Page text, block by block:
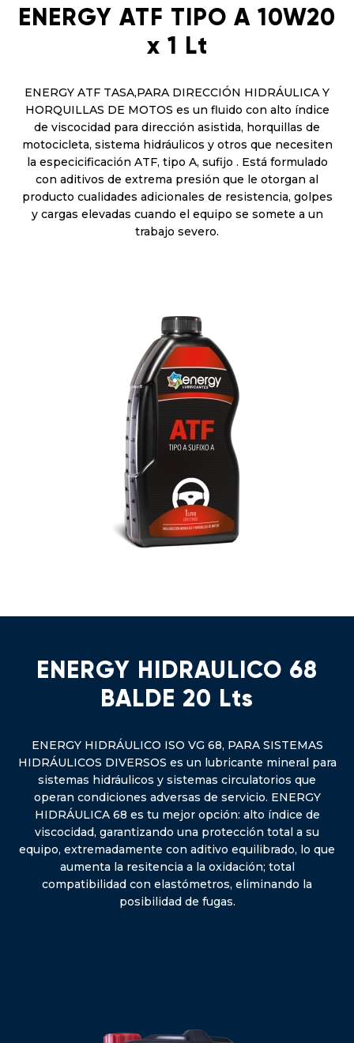
ENERGY ATF TIPO A 10W20
x 1 Lt
ENERGY ATF TASA,PARA DIRECCIÓN HIDRÁULICA Y
HORQUILLAS DE MOTOS es un fluido con alto índice
de viscocidad para dirección asistida, horquillas de
motocicleta, sistema hidráulicos y otros que necesiten
la especicificación ATF, tipo A, sufijo . Está formulado
con aditivos de extrema presión que le otorgan al
producto cualidades adicionales de resistencia, golpes
y cargas elevadas cuando el equipo se somete a un
trabajo severo.
ENERGY HIDRAULICO 68
BALDE 20 Lts
ENERGY HIDRÁULICO ISO VG 68, PARA SISTEMAS
HIDRÁULICOS DIVERSOS es un lubricante mineral para
sistemas hidráulicos y sistemas circulatorios que
operan condiciones adversas de servicio. ENERGY
HIDRÁULICA 68 es tu mejor opción: alto índice de
viscocidad, garantizando una protección total a su
equipo, extremadamente con aditivo equilibrado, lo que
aumenta la resitencia a la oxidación; total
compatibilidad con elastómetros, eliminando la
posibilidad de fugas.